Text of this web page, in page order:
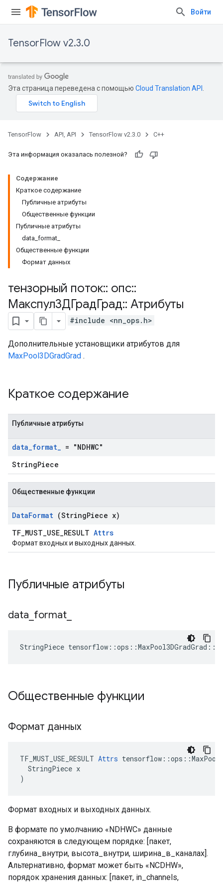
Войти
TensorFlow v2.3.0
Эта страница переведена с помощью Cloud Translation API
TensorFlow API, API TensorFlow v2.3.0 C++
Эта информация оказалась полезной?
Содержание
Краткое содержание
Публичные атрибуты
Общественные функции
Публичные атрибуты
data_format_
Общественные функции
Формат данных
тензорный поток:: опс::
Макспул3ДГрадГрад:: Атрибуты
#include <nn_ops.h>
Дополнительные установщики атрибутов для
MaxPool3DGradGrad .
Краткое содержание
Публичные атрибуты
data_format_ = "NDHWC"
StringPiece
Общественные функции
DataFormat (StringPiece x)
TF_MUST_USE_RESULT Attrs
Формат входных и выходных данных.
Публичные атрибуты
data format
StringPiece
Общественные функции
Формат данных
TF_MUST_USE_RESULT Attrs
  StringPiece x
)
Формат входных и выходных данных.
В формате по умолчанию «NDHWC» данные
сохраняются в следующем порядке: [пакет,
глубина_внутри, высота_внутри, ширина_в_каналах].
Альтернативно, формат может быть «NCDHW»,
порядок хранения данных: [пакет, in_channels,